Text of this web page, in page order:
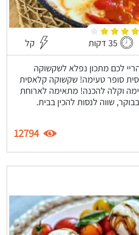
35 דקות קל
לכם מתכון נפלא לשקשוקה
סופר טעימה! שקשוקה קלאסית
וקלה להכנה! מתאימה לארוחת
שווה לנסות להכין בבית.
12794